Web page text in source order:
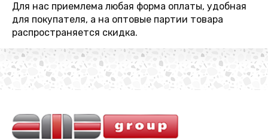
Для нас приемлема любая форма оплаты, удобная
для покупателя, а на оптовые партии товара
распространяется скидка.